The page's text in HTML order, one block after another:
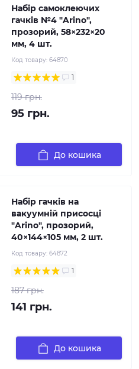
Набір самоклеючих
гачків №4 "Arino",
прозорий, 58×232×20
мм, 4 шт.
Код товару: 64870
1
119 грн.
95 грн.
До кошика
Набір гачків на
вакуумній присосці
"Arino", прозорий,
40×144×105 мм, 2 шт.
Код товару: 64872
1
187 грн.
141 грн.
До кошика